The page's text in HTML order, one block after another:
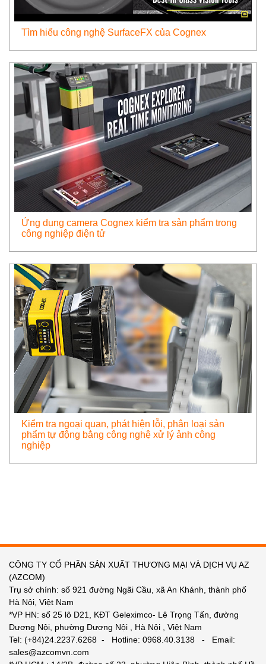
Tìm hiểu công nghệ SurfaceFX của Cognex
Ứng dụng camera Cognex kiểm tra sản phẩm trong
công nghiệp điện tử
Kiểm tra ngoại quan, phát hiện lỗi, phân loại sản
phẩm tự động bằng công nghệ xử lý ảnh công
nghiệp
CÔNG TY CỔ PHẦN SẢN XUẤT THƯƠNG MẠI VÀ DỊCH VỤ AZ
(AZCOM)
Trụ sở chính: số 921 đường Ngãi Cầu, xã An Khánh, thành phố
Hà Nội, Việt Nam
*VP HN: số 25 lô D21, KĐT Geleximco- Lê Trọng Tấn, đường
Dương Nội, phường Dương Nội , Hà Nội , Việt Nam
Tel: (+84)24.2237.6268 - Hotline: 0968.40.3138 - Email:
sales@azcomvn.com